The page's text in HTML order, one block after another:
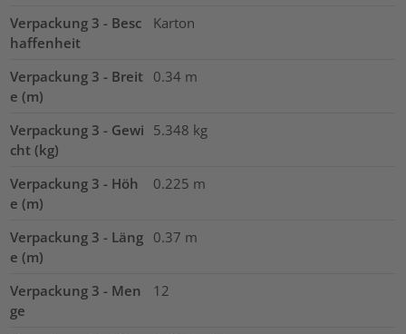
Verpackung 3 - Besc
haffenheit
Karton
Verpackung 3 - Breit
e (m)
0.34 m
Verpackung 3 - Gewi
cht (kg)
5.348 kg
Verpackung 3 - Höh
e (m)
0.225 m
Verpackung 3 - Läng
e (m)
0.37 m
Verpackung 3 - Men
ge
12